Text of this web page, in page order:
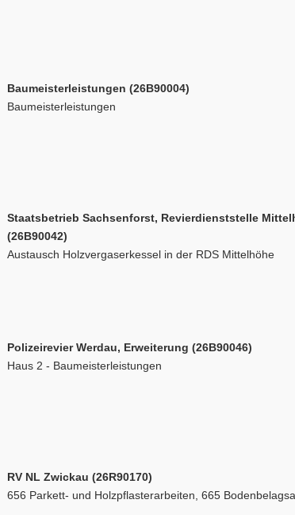
Baumeisterleistungen (26B90004)
Baumeisterleistungen
Staatsbetrieb Sachsenforst, Revierdienststelle
(26B90042)
Austausch Holzvergaserkessel in der RDS Mittelhöhe
Polizeirevier Werdau, Erweiterung (26B90046)
Haus 2 - Baumeisterleistungen
RV NL Zwickau (26R90170)
656 Parkett- und Holzpflasterarbeiten, 665